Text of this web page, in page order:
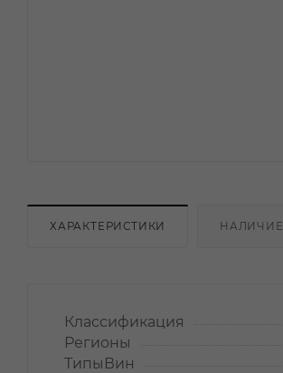
ХАРАКТЕРИСТИКИ НАЛИЧИЕ
Классификация
Регионы
ТипыВин